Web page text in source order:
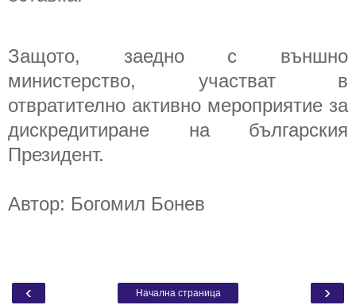
Защото, заедно с външно
министерство, участват в
отвратително активно мероприятие за
дискредитиране на българския
Президент.
Автор: Богомил Бонев
‹ ›
Начална страница